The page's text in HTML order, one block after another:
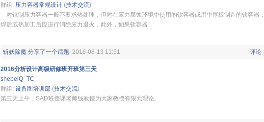
群组: 压力容器常规设计 (技术交流)
对钛制压力容器一般不要求热处理，但对在应力腐蚀环境中使用的钦容器或用中厚板制造的钦容器，
焊后或热加工后应进行消除应力退火，此外，如果钦容器
评论
斩妖除魔 分享了一个话题 2016-08-13 11:51
2016分析设计高级研修班开班第三天
shebeiQ_TC
群组: 设备圈培训部 (技术交流)
第三天上午，SAD班授课老师钱教授为大家教授有限元理论。